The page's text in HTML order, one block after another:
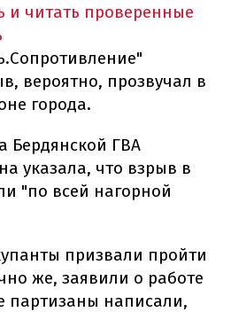
и читать проверенные
вероятно, прозвучал в
города.
Бердянской ГВА
указала, что взрыв в
"по всей нагорной
призвали пройти
же, заявили о работе
партизаны написали,